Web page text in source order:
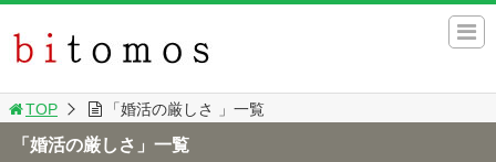
TOP 「婚活の厳しさ 」一覧
「婚活の厳しさ」一覧